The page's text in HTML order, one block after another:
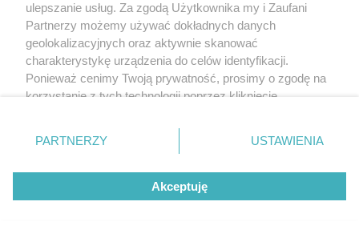
ulepszanie usług. Za zgodą Użytkownika my i Zaufani
Partnerzy możemy używać dokładnych danych
geolokalizacyjnych oraz aktywnie skanować
charakterystykę urządzenia do celów identyfikacji.
Ponieważ cenimy Twoją prywatność, prosimy o zgodę na
korzystanie z tych technologii poprzez kliknięcie
zmienić/wycofać klikając przycisk ustawień prywatności
znajdujący się w lewym dolnym rogu strony
rodzaje przetwarzania danych nie wymagają zgody
użytkownika, ale masz prawo sprzeciwić się takiemu
przetwarzaniu. Preferencje będą miały zastosowanie tylko
PARTNERZY USTAWIENIA
Akceptuję